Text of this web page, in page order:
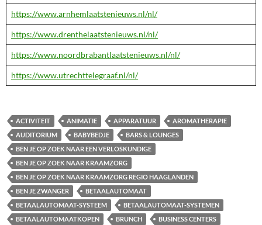
https://www.arnhemlaatstenieuws.nl/nl/
https://www.drenthelaatstenieuws.nl/nl/
https://www.noordbrabantlaatstenieuws.nl/nl/
https://www.utrechttelegraaf.nl/nl/
ACTIVITEIT ANIMATIE APPARATUUR
AROMATHERAPIE
AUDITORIUM
BABYBEDJE
BARS & LOUNGES
BEN JE OP ZOEK NAAR EEN VERLOSKUNDIGE
BEN JE OP ZOEK NAAR KRAAMZORG
BEN JE OP ZOEK NAAR KRAAMZORG REGIO HAAGLANDEN
BEN JE ZWANGER
BETAALAUTOMAAT
BETAALAUTOMAAT-SYSTEEM
BETAALAUTOMAAT-SYSTEMEN
BETAALAUTOMAATKOPEN
BRUNCH BUSINESS CENTERS